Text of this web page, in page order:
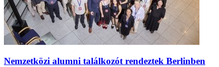
Nemzetközi alumni találkozót rendeztek Berlinben